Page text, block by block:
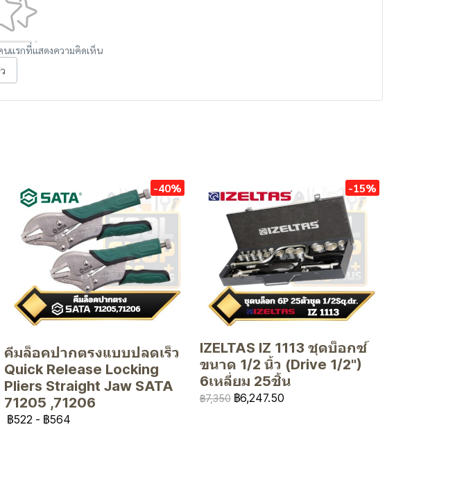
นแรกที่แสดงความคิดเห็น
-40%
คีมล็อคปากตรงแบบปลดเร็ว
Quick Release Locking
Pliers Straight Jaw SATA
71205 ,71206
฿522 - ฿564
-15%
IZELTAS IZ 1113 ชุดบ็อกซ์
ขนาด 1/2 นิ้ว (Drive 1/2")
6เหลี่ยม 25ชิ้น
฿7,350 ฿6,247.50